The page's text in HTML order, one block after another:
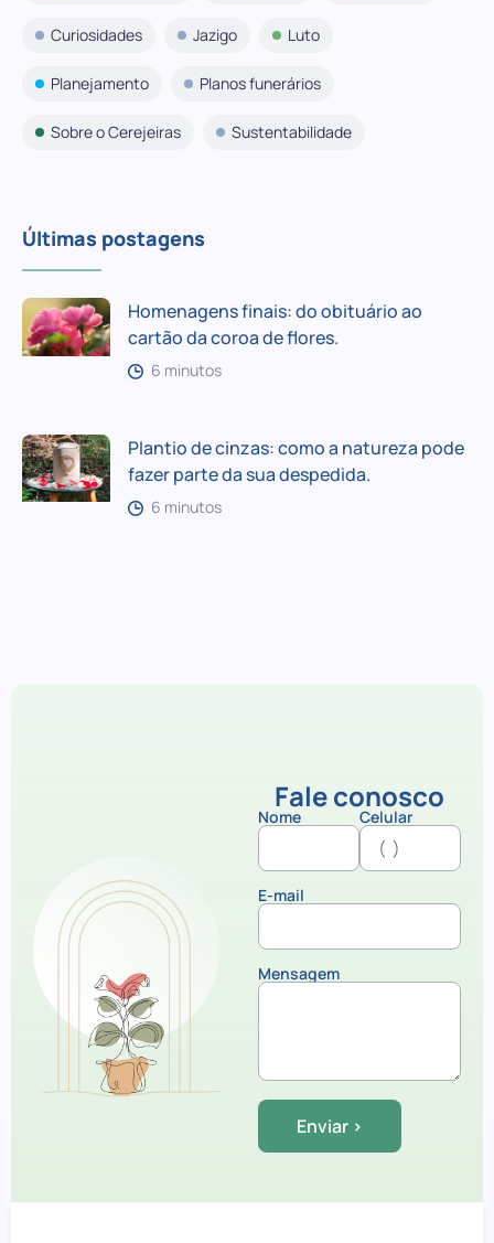
Curiosidades Jazigo Luto
Planejamento Planos funerários
Sobre o Cerejeiras Sustentabilidade
Últimas postagens
Homenagens finais: do obituário ao
cartão da coroa de flores.
6 minutos
Plantio de cinzas: como a natureza pode
fazer parte da sua despedida.
6 minutos
Fale conosco
Nome Celular
E-mail
Mensagem